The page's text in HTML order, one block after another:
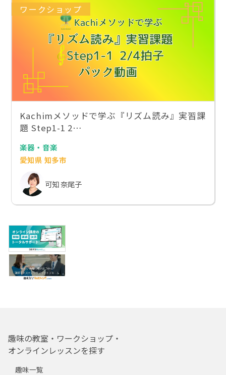
ワークショップ
Kachimメソッドで学ぶ『リズム読み』実習課
題 Step1-1 2…
楽器・音楽
愛知県 知多市
可知 奈尾子
趣味の教室・ワークショップ・
オンラインレッスンを探す
趣味一覧